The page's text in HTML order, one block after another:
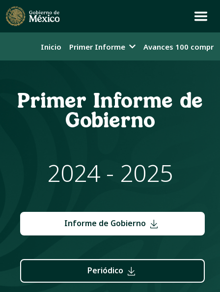
Inicio Primer Informe Avances 100
Primer Informe de
Gobierno
2024 - 2025
Informe de Gobierno
Periódico